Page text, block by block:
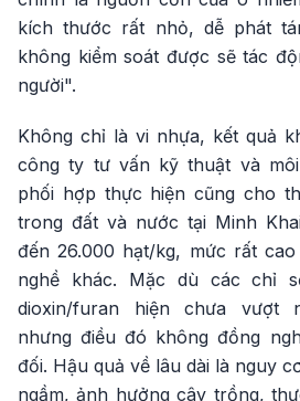
kích thước rất nhỏ, dễ phát
không kiểm soát được sẽ tác
người".
Không chỉ là vi nhựa, kết quả
công ty tư vấn kỹ thuật và
phối hợp thực hiện cũng cho
trong đất và nước tại Minh
đến 26.000 hạt/kg, mức rất
nghề khác. Mặc dù các chỉ
dioxin/furan hiện chưa vượt
nhưng điều đó không đồng
đối. Hậu quả về lâu dài là nguy
ngầm, ảnh hưởng cây trồng,